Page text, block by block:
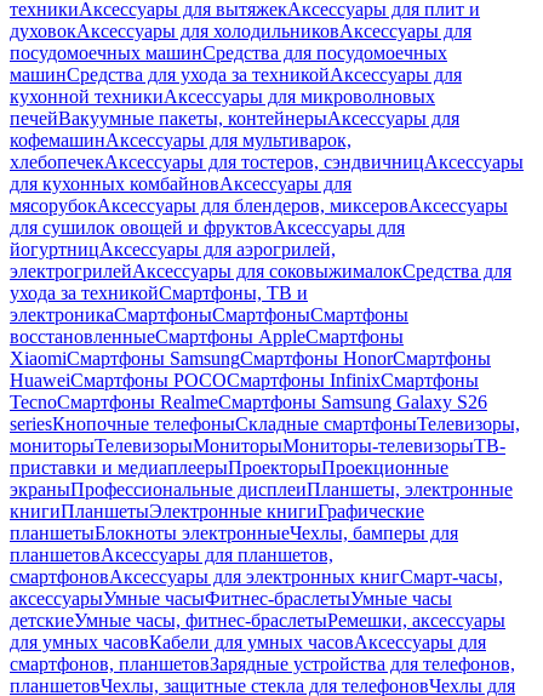
техникиАксессуары для вытяжекАксессуары для плит и
духовокАксессуары для холодильниковАксессуары для
посудомоечных машинСредства для посудомоечных
машинСредства для ухода за техникойАксессуары для
кухонной техникиАксессуары для микроволновых
печейВакуумные пакеты, контейнерыАксессуары для
кофемашинАксессуары для мультиварок,
хлебопечекАксессуары для тостеров, сэндвичницАксессуары
для кухонных комбайновАксессуары для
мясорубокАксессуары для блендеров, миксеровАксессуары
для сушилок овощей и фруктовАксессуары для
йогуртницАксессуары для аэрогрилей,
электрогрилейАксессуары для соковыжималокСредства для
ухода за техникойСмартфоны, ТВ и
электроникаСмартфоныСмартфоныСмартфоны
восстановленныеСмартфоны AppleСмартфоны
XiaomiСмартфоны SamsungСмартфоны HonorСмартфоны
HuaweiСмартфоны POCOСмартфоны InfinixСмартфоны
TecnoСмартфоны RealmeСмартфоны Samsung Galaxy S26
seriesКнопочные телефоныСкладные смартфоныТелевизоры,
мониторыТелевизорыМониторыМониторы-телевизорыТВ-
приставки и медиаплеерыПроекторыПроекционные
экраныПрофессиональные дисплеиПланшеты, электронные
книгиПланшетыЭлектронные книгиГрафические
планшетыБлокноты электронныеЧехлы, бамперы для
планшетовАксессуары для планшетов,
смартфоновАксессуары для электронных книгСмарт-часы,
аксессуарыУмные часыФитнес-браслетыУмные часы
детскиеУмные часы, фитнес-браслетыРемешки, аксессуары
для умных часовКабели для умных часовАксессуары для
смартфонов, планшетовЗарядные устройства для телефонов,
планшетовЧехлы, защитные стекла для телефоновЧехлы для